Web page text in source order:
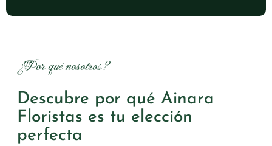
¿Por qué nosotros?
Descubre por qué Ainara
Floristas es tu elección
perfecta